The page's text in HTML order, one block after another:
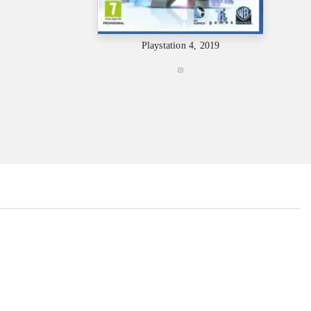
Playstation 4, 2019